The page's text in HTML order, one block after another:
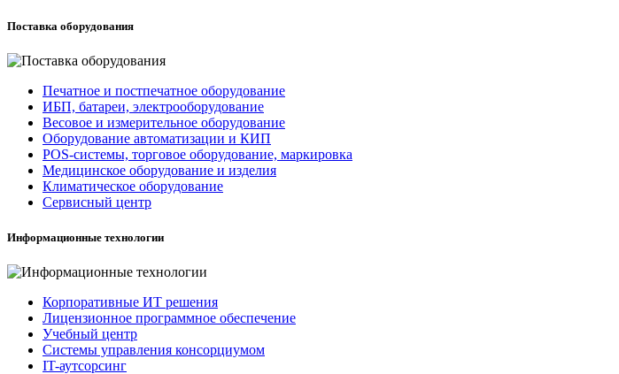
Поставка оборудования
Печатное и постпечатное оборудование
ИБП, батареи, электрооборудование
Весовое и измерительное оборудование
Оборудование автоматизации и КИП
POS-системы, торговое оборудование, маркировка
Медицинское оборудование и изделия
Климатическое оборудование
Сервисный центр
Информационные технологии
Корпоративные ИТ решения
Лицензионное программное обеспечение
Учебный центр
Системы управления консорциумом
IT-аутсорсинг